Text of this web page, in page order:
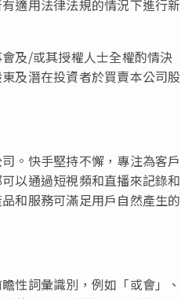
適用法律法規的情況下進行新
及/或其授權人士全權酌情決
及潛在投資者於買賣本公司股
。快手堅持不懈，專注為客戶
以通過短視頻和直播來記錄和
和服務可滿足用戶自然產生的
性詞彙識別，例如「或會」、